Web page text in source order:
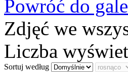
Powróć do
Zdjęć we
Liczba
Sortuj według